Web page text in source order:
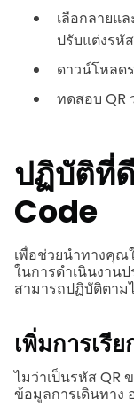
เลือกลายแ
ปรับแต่งรหั
ดาวน์โหลด
ทดสอบ QR
ปฏิบัติที่
Code
เพื่อช่วยนำทางคุณ
ในการดำเนินงา
สามารถปฏิบัติตาม
เพิ่มการเรี
ไมว่าเป็นรหัส QR
ข้อมูลการเดินทาง